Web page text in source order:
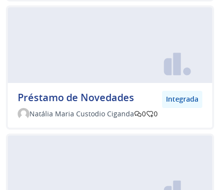
Préstamo de Novedades
Integrada
Natália Maria Custodio Ciganda
0 0